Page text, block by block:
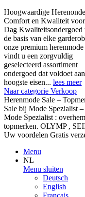
Hoogwaardige
Comfort en Kwaliteit
Dag Kwaliteitsondergoed
de basis van elke
onze premium
vindt u een zorgvuldig
geselecteerd assortiment
ondergoed dat voldoet
hoogste eisen... lees meer
Naar categorie Verkoop
Herenmode Sale –
Sale bij Mode Spezialist
Mode Spezialist :
topmerken. OLYMP ,
Uw voordelen Gratis
Menu
NL
Menu sluiten
Deutsch
English
Français